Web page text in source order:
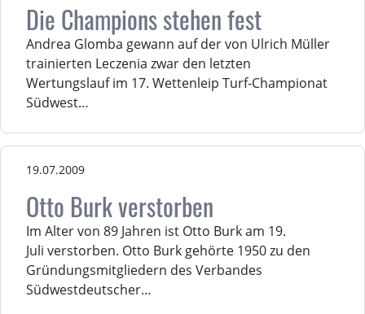
Die Champions stehen fest
Andrea Glomba gewann auf der von Ulrich Müller
trainierten Leczenia zwar den letzten
Wertungslauf im 17. Wettenleip Turf-Championat
Südwest…
19.07.2009
Otto Burk verstorben
Im Alter von 89 Jahren ist Otto Burk am 19.
Juli verstorben. Otto Burk gehörte 1950 zu den
Gründungsmitgliedern des Verbandes
Südwestdeutscher…